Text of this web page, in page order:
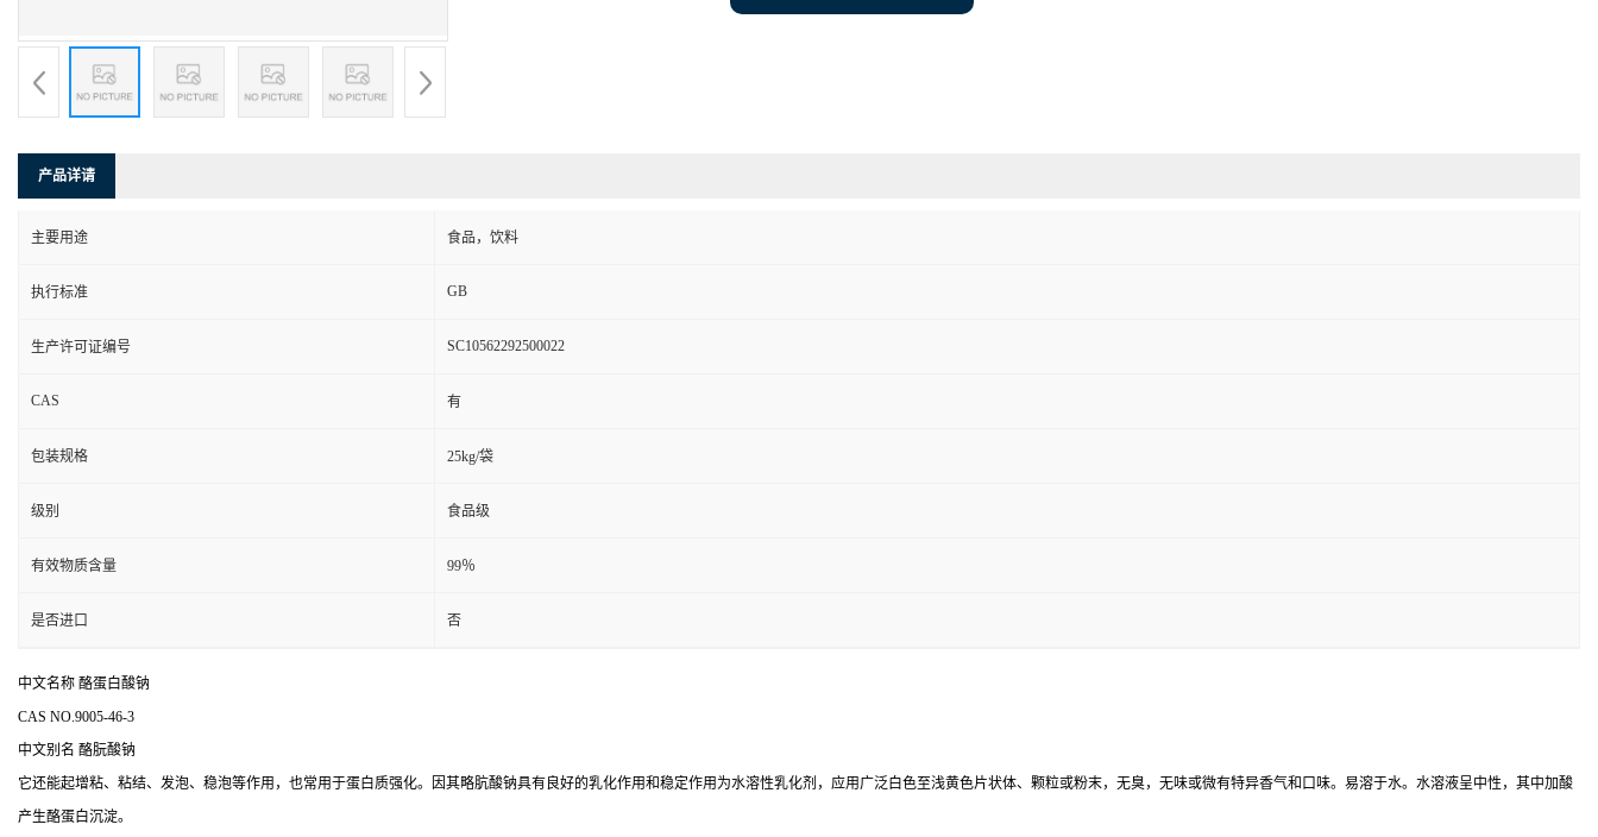
产品详请
主要用途 食品，饮料
执行标准 GB
生产许可证编号 SC10562292500022
CAS 有
包装规格 25kg/袋
级别 食品级
有效物质含量 99％
是否进口 否
中文名称 酪蛋白酸钠
CAS NO.9005-46-3
中文别名 酪朊酸钠
它还能起增粘、粘结、发泡、稳泡等作用，也常用于蛋白质强化。因其略肮酸钠具有良好的乳化作用和稳定作用为水溶性乳化剂，应用广泛白色至浅黄色片状体、颗粒或粉末，无臭，无味或微有特异香气和口味。易溶于水。水溶液呈中性，其中加酸
产生酪蛋白沉淀。